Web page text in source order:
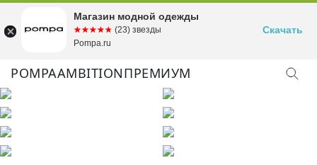
POMPAAMBITIONПРЕМИУМ
Магазин модной одежды
☆☆☆☆☆
★★★★★ (23) звезды
Pompa.ru
Скачать